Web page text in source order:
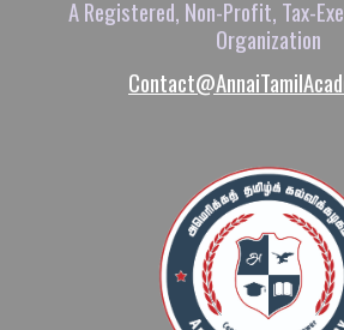
A Registered, Non-Profit, Tax-
Organization